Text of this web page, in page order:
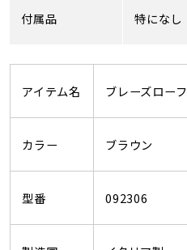
付属品 特になし
アイテム名 ブレーズロー
カラー ブラウン
型番 092306